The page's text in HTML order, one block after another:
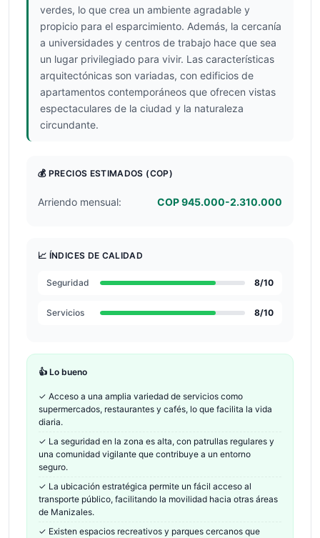
verdes, lo que crea un ambiente agradable y
propicio para el esparcimiento. Además, la cercanía
a universidades y centros de trabajo hace que sea
un lugar privilegiado para vivir. Las características
arquitectónicas son variadas, con edificios de
apartamentos contemporáneos que ofrecen vistas
espectaculares de la ciudad y la naturaleza
circundante.
💰 PRECIOS ESTIMADOS (COP)
Arriendo mensual: COP 945.000-2.310.000
📈 ÍNDICES DE CALIDAD
Seguridad 8/10
Servicios 8/10
👍 Lo bueno
✓ Acceso a una amplia variedad de servicios como
supermercados, restaurantes y cafés, lo que facilita la vida
diaria.
✓ La seguridad en la zona es alta, con patrullas regulares y
una comunidad vigilante que contribuye a un entorno
seguro.
✓ La ubicación estratégica permite un fácil acceso al
transporte público, facilitando la movilidad hacia otras áreas
de Manizales.
✓ Existen espacios recreativos y parques cercanos que